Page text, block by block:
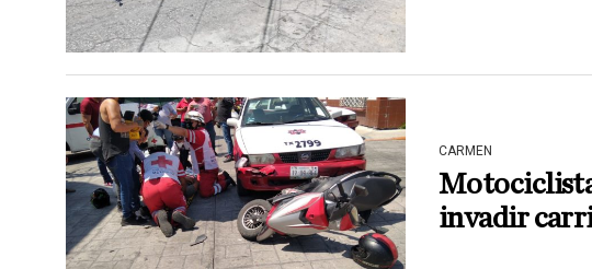
CARMEN
invadir